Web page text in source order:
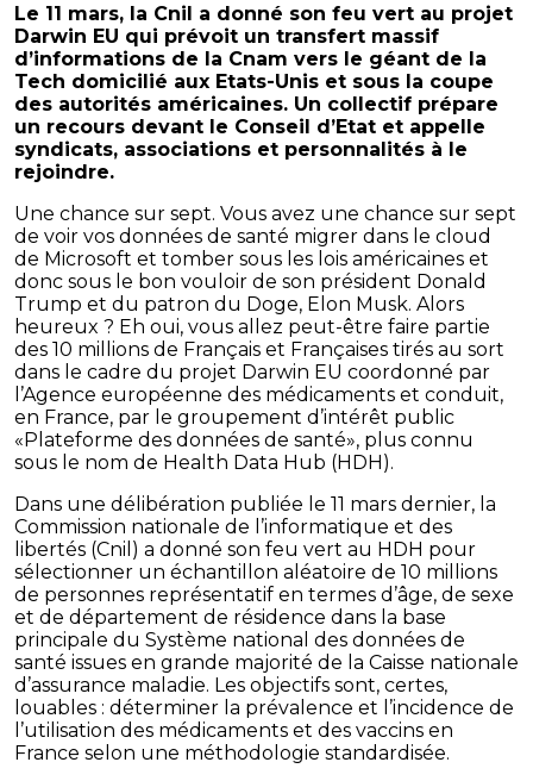
Le 11 mars, la Cnil a donné son feu vert au projet
Darwin EU qui prévoit un transfert massif
d’informations de la Cnam vers le géant de la
Tech domicilié aux Etats-Unis et sous la coupe
des autorités américaines. Un collectif prépare
un recours devant le Conseil d’Etat et appelle
syndicats, associations et personnalités à le
rejoindre.
Une chance sur sept. Vous avez une chance sur sept
de voir vos données de santé migrer dans le cloud
de Microsoft et tomber sous les lois américaines et
donc sous le bon vouloir de son président Donald
Trump et du patron du Doge, Elon Musk. Alors
heureux ? Eh oui, vous allez peut-être faire partie
des 10 millions de Français et Françaises tirés au sort
dans le cadre du projet Darwin EU coordonné par
l’Agence européenne des médicaments et conduit,
en France, par le groupement d’intérêt public
«Plateforme des données de santé», plus connu
sous le nom de Health Data Hub (HDH).
Dans une délibération publiée le 11 mars dernier, la
Commission nationale de l’informatique et des
libertés (Cnil) a donné son feu vert au HDH pour
sélectionner un échantillon aléatoire de 10 millions
de personnes représentatif en termes d’âge, de sexe
et de département de résidence dans la base
principale du Système national des données de
santé issues en grande majorité de la Caisse nationale
d’assurance maladie. Les objectifs sont, certes,
louables : déterminer la prévalence et l’incidence de
l’utilisation des médicaments et des vaccins en
France selon une méthodologie standardisée.